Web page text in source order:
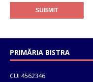
PRIMĂRIA BISTRA
CUI 4562346